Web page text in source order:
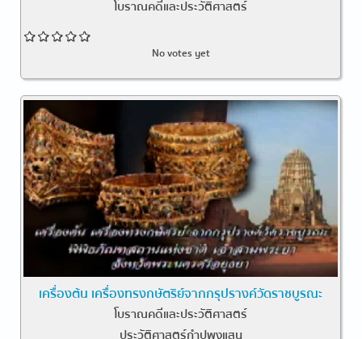
โบราณคดีและประวัติศาสตร์
No votes yet
เครื่องต้น เครื่องทรงกษัตริย์จากกรุปรางค์วัดราชบูรณะ
โบราณคดีและประวัติศาสตร์
ประวัติศาสตร์กำปพงแสน